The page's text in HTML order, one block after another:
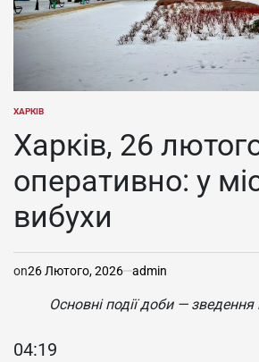
ОПУБЛІКУВАТИ
ХАРКІВ
Харків, 26
оперативно: у
вибухи
on26 Лютого, 2026 admin
Основні події доби — зведення
04:19